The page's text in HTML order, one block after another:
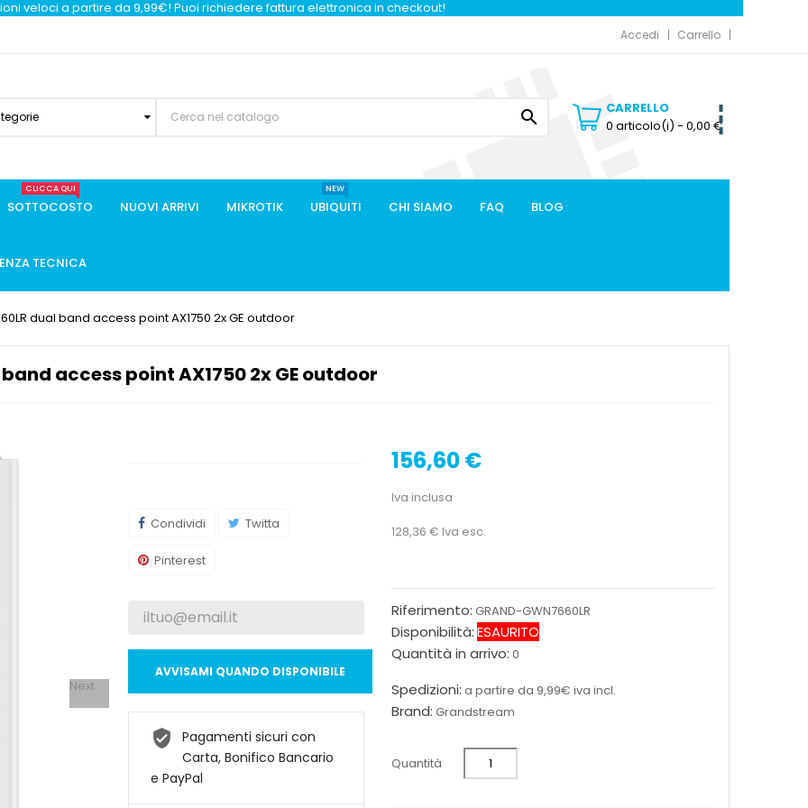
veloci a partire da 9,99€! Puoi richiedere fattura elettronica in checkout!
Accedi Carrello

CARRELLO
0 articolo(i) - 0,00 €
SOTTOCOSTO
CLICCA QUI
NUOVI ARRIVI MIKROTIK UBIQUITI
NEW
CHI SIAMO FAQ BLOG
TECNICA
dual band access point AX1750 2x GE outdoor
access point AX1750 2x GE outdoor
Next
156,60 €
Iva inclusa
128,36 € Iva esc.
Riferimento: GRAND-GWN7660LR
Disponibilità:ESAURITO
Quantità in arrivo: 0
Spedizioni: a partire da 9,99€ iva incl.
Brand: Grandstream
Quantità
Condividi Twitta
Pinterest
AVVISAMI QUANDO DISPONIBILE
Pagamenti sicuri con
Carta, Bonifico Bancario
e PayPal